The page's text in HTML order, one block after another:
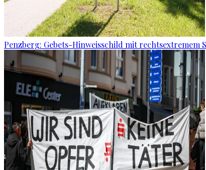
Penzberg: Gebets-Hinweisschild mit rechtsextremem